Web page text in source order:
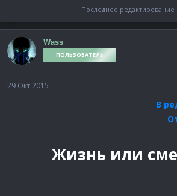
Последнее
Wass
ПОЛЬЗОВАТЕЛЬ
29 Окт 2015
В
Жизнь или